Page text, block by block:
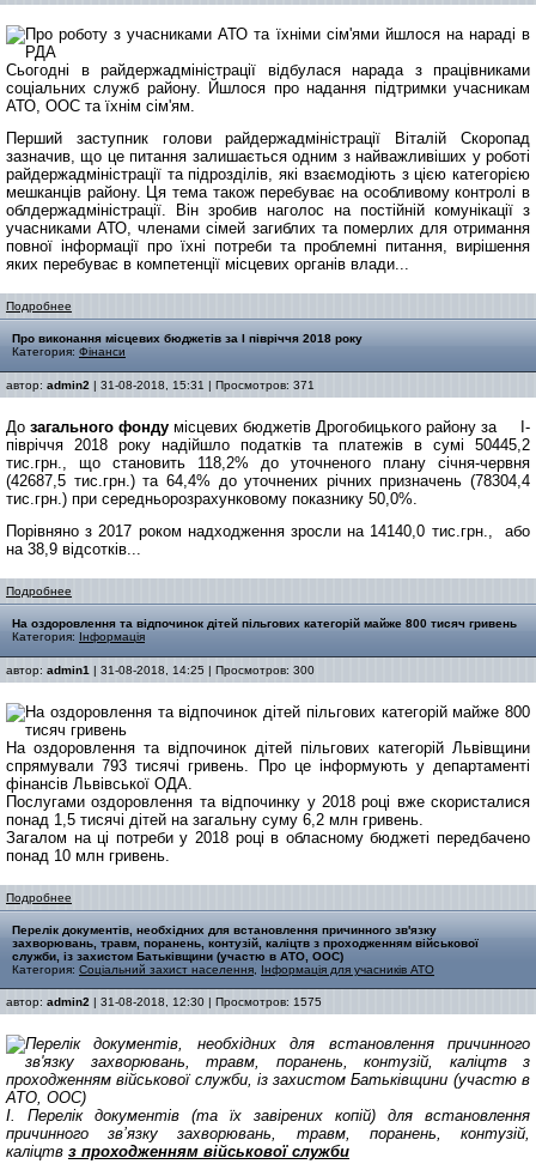
Сьогодні в райдержадміністрації відбулася нарада з працівниками
соціальних служб району. Йшлося про надання підтримки учасникам
АТО, ООС та їхнім сім'ям.
Перший заступник голови райдержадміністрації Віталій Скоропад
зазначив, що це питання залишається одним з найважливіших у роботі
райдержадміністрації та підрозділів, які взаємодіють з цією категорією
мешканців району. Ця тема також перебуває на особливому контролі в
облдержадміністрації. Він зробив наголос на постійній комунікації з
учасниками АТО, членами сімей загиблих та померлих для отримання
повної інформації про їхні потреби та проблемні питання, вирішення
яких перебуває в компетенції місцевих органів влади...
Подробнее
Про виконання місцевих бюджетів за І півріччя 2018 року
Категория: Фінанси
автор: admin2 | 31-08-2018, 15:31 | Просмотров: 371
До загального фонду місцевих бюджетів Дрогобицького району за І-
півріччя 2018 року надійшло податків та платежів в сумі 50445,2
тис.грн., що становить 118,2% до уточненого плану січня-червня
(42687,5 тис.грн.) та 64,4% до уточнених річних призначень (78304,4
тис.грн.) при середньорозрахунковому показнику 50,0%.
Порівняно з 2017 роком надходження зросли на 14140,0 тис.грн., або
на 38,9 відсотків...
Подробнее
На оздоровлення та відпочинок дітей пільгових категорій майже 800 тисяч гривень
Категория: Інформація
автор: admin1 | 31-08-2018, 14:25 | Просмотров: 300
На оздоровлення та відпочинок дітей пільгових категорій Львівщини
спрямували 793 тисячі гривень. Про це інформують у департаменті
фінансів Львівської ОДА.
Послугами оздоровлення та відпочинку у 2018 році вже скористалися
понад 1,5 тисячі дітей на загальну суму 6,2 млн гривень.
Загалом на ці потреби у 2018 році в обласному бюджеті передбачено
понад 10 млн гривень.
Подробнее
Перелік документів, необхідних для встановлення причинного зв'язку
захворювань, травм, поранень, контузій, каліцтв з проходженням військової
служби, із захистом Батьківщини (участю в АТО, ООС)
Категория: Соціальний захист населення Інформація для учасників АТО
автор: admin2 | 31-08-2018, 12:30 | Просмотров: 1575
І. Перелік документів (та їх завірених копій) для встановлення
причинного зв’язку захворювань, травм, поранень, контузій,
каліцтв з проходженням військової служби